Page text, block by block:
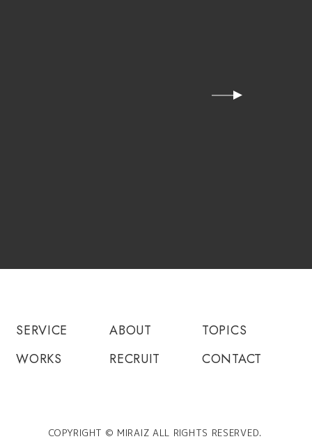
SERVICE
WORKS
ABOUT
RECRUIT
TOPICS
CONTACT
COPYRIGHT © MIRAIZ ALL RIGHTS RESERVED.